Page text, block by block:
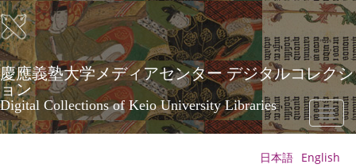
メ
イ
ン
コ
ン
テ
ン
ツ
に
慶應義塾大学メディアセンター デジタルコレクシ
ョン
Digital Collections of Keio University Libraries
Toggle
日本語 English